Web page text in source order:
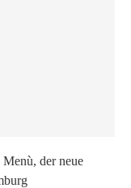
der neue